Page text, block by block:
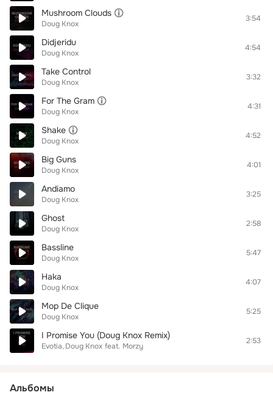
Mushroom Clouds
Doug Knox
3:54
Didjeridu
Doug Knox
4:54
Take Control
Doug Knox
3:32
For The Gram
Doug Knox
4:31
Shake
Doug Knox
4:52
Big Guns
Doug Knox
4:01
Andiamo
Doug Knox
3:25
Ghost
Doug Knox
2:58
Bassline
Doug Knox
5:47
Haka
Doug Knox
4:07
Mop De Clique
Doug Knox
5:25
I Promise You (Doug Knox Remix)
Evotia Doug Knox feat. Morzy
2:53
Альбомы